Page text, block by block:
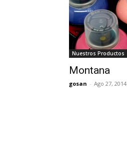
Nuestros Productos
Montana
gosan - Ago 27, 2014